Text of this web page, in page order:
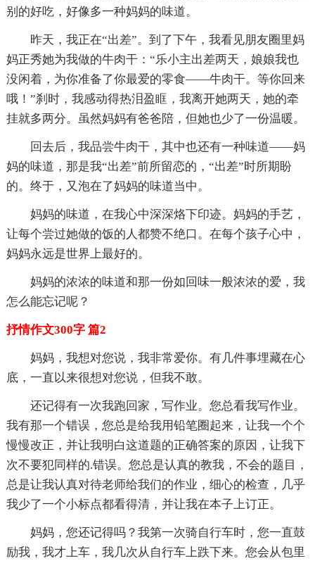
别的好吃，好像多一种妈妈的味道。
昨天，我正在“出差”。到了下午，我看见朋友圈里妈
妈正秀她为我做的牛肉干：“乐小主出差两天，娘娘我也
没闲着，为你准备了你最爱的零食——牛肉干。等你回来
哦！”刹时，我感动得热泪盈眶，我离开她两天，她的牵
挂就多两分。虽然妈妈有爸爸陪，但她也少了一份温暖。
回去后，我品尝牛肉干，其中也还有一种味道——妈
妈的味道，那是我“出差”前所留恋的，“出差”时所期盼
的。终于，又泡在了妈妈的味道当中。
妈妈的味道，在我心中深深烙下印迹。妈妈的手艺，
让每个尝过她做的饭的人都赞不绝口。在每个孩子心中，
妈妈永远是世界上最好的。
妈妈的浓浓的味道和那一份如回味一般浓浓的爱，我
怎么能忘记呢？
抒情作文300字 篇2
妈妈，我想对您说，我非常爱你。有几件事埋藏在心
底，一直以来很想对您说，但我不敢。
还记得有一次我跑回家，写作业。您总看我写作业。
我有那一个错误，您总是给我用铅笔圈起来，让我一个个
慢慢改正，并让我明白这道题的正确答案的原因，让我下
次不要犯同样的.错误。您总是认真的教我，不会的题目，
总是让我认真对待老师给我们的作业，细心的检查，几乎
我少了一个小标点都看得清，并让我在本子上订正。
妈妈，您还记得吗？我第一次骑自行车时，您一直鼓
励我，我才上车，我几次从自行车上跌下来。您会从包里